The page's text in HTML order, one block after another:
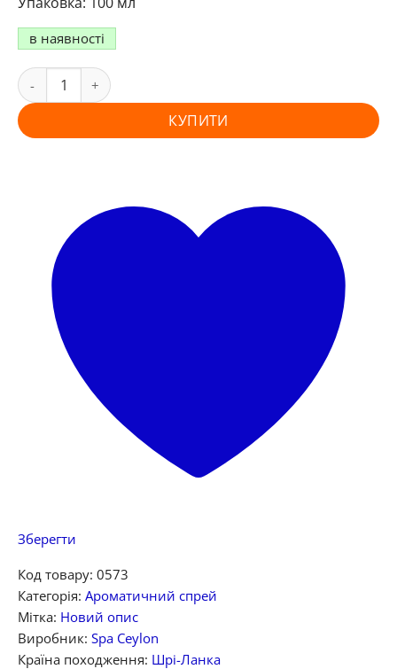
в наявності
КУПИТИ
Зберегти
Код товару: 0573
Категорія: Ароматичний спрей
Мітка: Новий опис
Виробник: Spa Ceylon
Країна походження: Шрі-Ланка